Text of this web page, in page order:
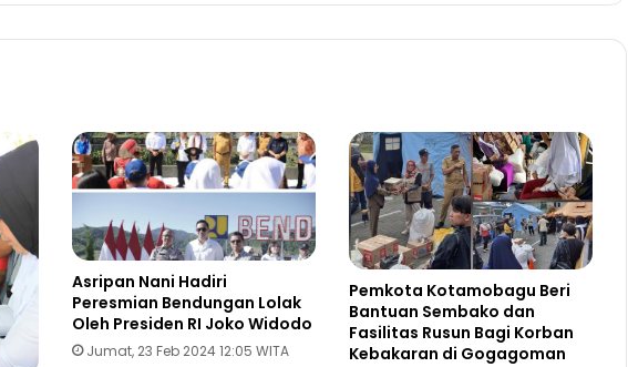
Asripan Nani Hadiri
Peresmian Bendungan Lolak
Oleh Presiden RI Joko Widodo
Jumat, 23 Feb 2024 12:05 WITA
Pemkota Kotamobagu Beri
Bantuan Sembako dan
Fasilitas Rusun Bagi Korban
Kebakaran di Gogagoman